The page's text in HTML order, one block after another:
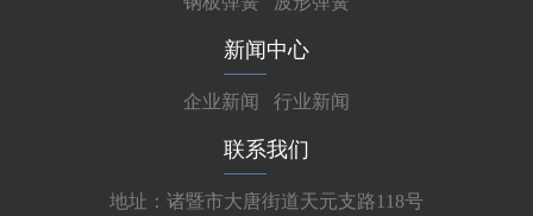
新闻中心
企业新闻 行业新闻
联系我们
地址：诸暨市大唐街道天元支路118号